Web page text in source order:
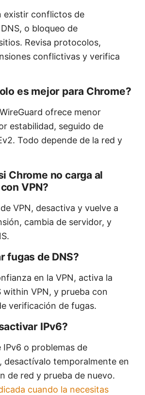
existir conflictos de
o bloqueo de
Revisa protocolos,
conflictivas y verifica
es mejor para Chrome?
ofrece menor
estabilidad, seguido de
Todo depende de la red y
Chrome no carga al
VPN?
VPN, desactiva y vuelve a
cambia de servidor, y
fugas de DNS?
en la VPN, activa la
within VPN, y prueba con
verificación de fugas.
IPv6?
IPv6 o problemas de
desactívalo temporalmente en
de red y prueba de nuevo.
cuando la necesitas